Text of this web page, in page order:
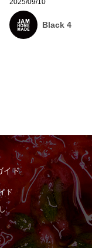
2025/09/10
Black 4
イド
ド